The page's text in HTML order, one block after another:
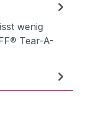
wenig
Tear-A-